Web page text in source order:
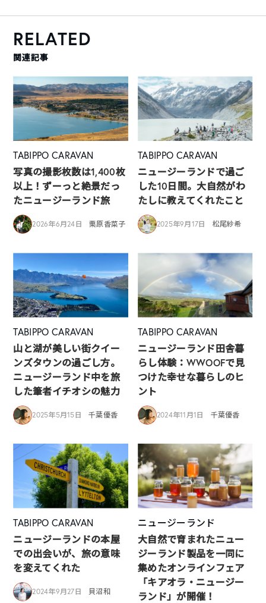
RELATED
関連記事
TABIPPO CARAVAN
写真の撮影枚数は1,400枚
以上！ずーっと絶景だっ
たニュージーランド旅
2026年6月24日 栗原香菜子
TABIPPO CARAVAN
ニュージーランドで過ご
した10日間。大自然がわ
たしに教えてくれたこと
2025年9月17日 松尾紗希
TABIPPO CARAVAN
山と湖が美しい街クイー
ンズタウンの過ごし方。
ニュージーランド中を旅
した筆者イチオシの魅力
2025年5月15日 千葉優香
TABIPPO CARAVAN
ニュージーランド田舎暮
らし体験：WWOOFで見
つけた幸せな暮らしのヒ
ント
2024年11月1日 千葉優香
TABIPPO CARAVAN
ニュージーランドの本屋
での出会いが、旅の意味
を変えてくれた
2024年9月27日 貝沼和
ニュージーランド
大自然で育まれたニュー
ジーランド製品を一同に
集めたオンラインフェア
「キアオラ・ニュージー
ランド」が開催！